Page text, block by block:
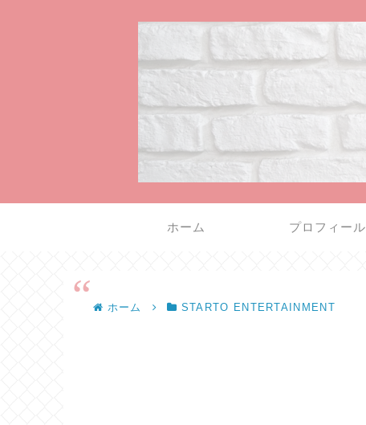
ホーム プロフィール
ホーム STARTO ENTERTAINMENT